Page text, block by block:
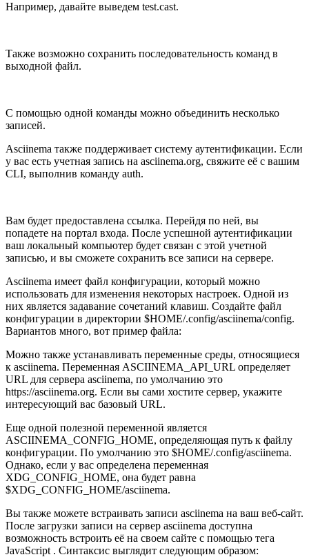
Например, давайте выведем test.cast.
Также возможно сохранить последовательность команд в
выходной файл.
С помощью одной команды можно объединить несколько
записей.
Asciinema также поддерживает систему аутентификации. Если
у вас есть учетная запись на asciinema.org, свяжите её с вашим
CLI, выполнив команду auth.
Вам будет предоставлена ссылка. Перейдя по ней, вы
попадете на портал входа. После успешной аутентификации
ваш локальный компьютер будет связан с этой учетной
записью, и вы сможете сохранить все записи на сервере.
Asciinema имеет файл конфигурации, который можно
использовать для изменения некоторых настроек. Одной из
них является задавание сочетаний клавиш. Создайте файл
конфигурации в директории $HOME/.config/asciinema/config.
Вариантов много, вот пример файла:
Можно также устанавливать переменные среды, относящиеся
к asciinema. Переменная ASCIINEMA_API_URL определяет
URL для сервера asciinema, по умолчанию это
https://asciinema.org. Если вы сами хостите сервер, укажите
интересующий вас базовый URL.
Еще одной полезной переменной является
ASCIINEMA_CONFIG_HOME, определяющая путь к файлу
конфигурации. По умолчанию это $HOME/.config/asciinema.
Однако, если у вас определена переменная
XDG_CONFIG_HOME, она будет равна
$XDG_CONFIG_HOME/asciinema.
Вы также можете встраивать записи asciinema на ваш веб-сайт.
После загрузки записи на сервер asciinema доступна
возможность встроить её на своем сайте с помощью тега
JavaScript . Синтаксис выглядит следующим образом: